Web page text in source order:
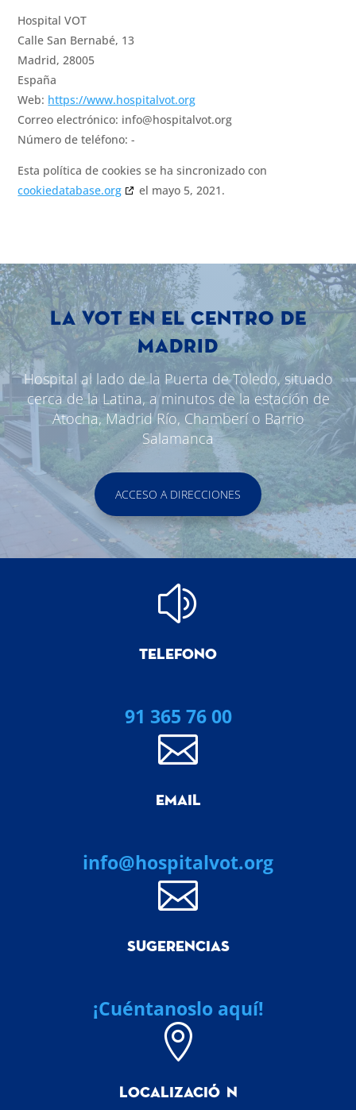
Hospital VOT
Calle San Bernabé, 13
Madrid, 28005
España
Web: https://www.hospitalvot.org
Correo electrónico: info@hospitalvot.org
Número de teléfono: -
Esta política de cookies se ha sincronizado con
cookiedatabase.org
el mayo 5, 2021.
LA VOT EN EL CENTRO DE
MADRID
Hospital al lado de la Puerta de Toledo, situado
cerca de la Latina, a minutos de la estación de
Atocha, Madrid Río, Chamberí o Barrio
Salamanca
ACCESO A DIRECCIONES
z
TELEFONO
91 365 76 00

EMAIL
info@hospitalvot.org

SUGERENCIAS
¡Cuéntanoslo aquí!

LOCALIZACI Ó N